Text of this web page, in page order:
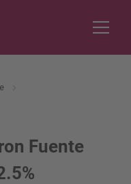
Fuente